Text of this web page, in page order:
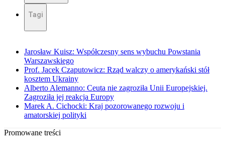
Tagi
Jarosław Kuisz: Współczesny sens wybuchu Powstania
Warszawskiego
Prof. Jacek Czaputowicz: Rząd walczy o amerykański stół
kosztem Ukrainy
Alberto Alemanno: Ceuta nie zagroziła Unii Europejskiej.
Zagroziła jej reakcja Europy
Marek A. Cichocki: Kraj pozorowanego rozwoju i
amatorskiej polityki
Promowane treści